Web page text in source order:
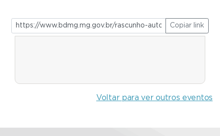
Copiar link
Voltar para ver outros eventos